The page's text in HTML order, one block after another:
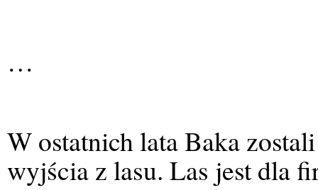
…
W ostatnich lata Baka
wyjścia z lasu. Las jest dla